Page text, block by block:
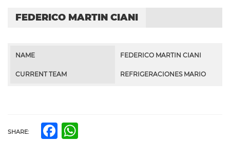
FEDERICO MARTIN CIANI
NAME FEDERICO MARTIN CIANI
CURRENT TEAM REFRIGERACIONES MARIO
SHARE: Facebook